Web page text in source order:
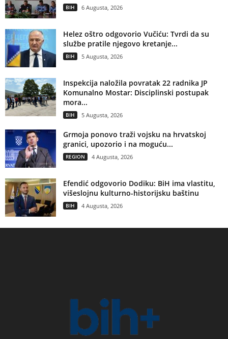
BIH 6 Augusta, 2026
Helez oštro odgovorio Vučiću: Tvrdi da su
službe pratile njegovo kretanje...
BIH 5 Augusta, 2026
Inspekcija naložila povratak 22 radnika JP
Komunalno Mostar: Disciplinski postupak
mora...
BIH 5 Augusta, 2026
Grmoja ponovo traži vojsku na hrvatskoj
granici, upozorio i na moguću...
REGION 4 Augusta, 2026
Efendić odgovorio Dodiku: BiH ima vlastitu,
višeslojnu kulturno-historijsku baštinu
BIH 4 Augusta, 2026